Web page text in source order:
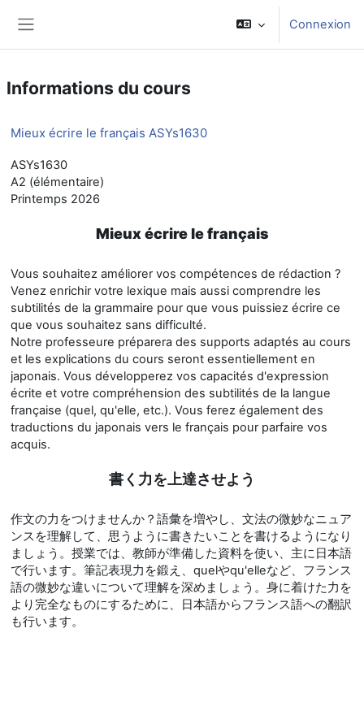
Connexion
Informations du cours
Mieux écrire le français ASYs1630
ASYs1630
A2 (élémentaire)
Printemps 2026
Mieux écrire le français
Vous souhaitez améliorer vos compétences de rédaction ?
Venez enrichir votre lexique mais aussi comprendre les
subtilités de la grammaire pour que vous puissiez écrire ce
que vous souhaitez sans difficulté.
Notre professeure préparera des supports adaptés au cours
et les explications du cours seront essentiellement en
japonais. Vous développerez vos capacités d'expression
écrite et votre compréhension des subtilités de la langue
française (quel, qu'elle, etc.). Vous ferez également des
traductions du japonais vers le français pour parfaire vos
acquis.
書く力を上達させよう
作文の力をつけませんか？語彙を増やし、文法の微妙なニュア
ンスを理解して、思うように書きたいことを書けるようになり
ましょう。授業では、教師が準備した資料を使い、主に日本語
で行います。筆記表現力を鍛え、quelやqu'elleなど、フランス
語の微妙な違いについて理解を深めましょう。身に着けた力を
より完全なものにするために、日本語からフランス語への翻訳
も行います。